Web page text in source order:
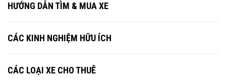
HƯỚNG DẪN TÌM & MUA XE
CÁC KINH NGHIỆM HỮU ÍCH
CÁC LOẠI XE CHO THUÊ